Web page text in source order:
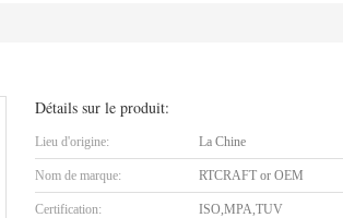
Détails sur le produit:
Lieu d'origine: La Chine
Nom de marque: RTCRAFT or OEM
Certification: ISO,MPA,TUV